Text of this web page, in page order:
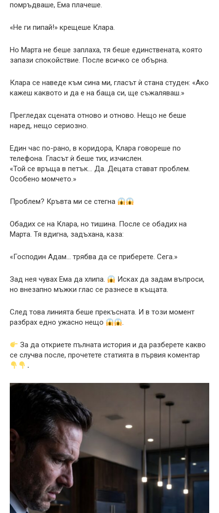
помръдваше, Ема плачеше.
«Не ги пипай!» крещеше Клара.
Но Марта не беше заплаха, тя беше единствената, която
запази спокойствие. После всичко се обърна.
Клара се наведe към сина ми, гласът ѝ стана студен: «Ако
кажеш каквото и да е на баща си, ще съжаляваш.»
Прегледах сцената отново и отново. Нещо не беше
наред, нещо сериозно.
Един час по-рано, в коридора, Клара говореше по
телефона. Гласът ѝ беше тих, изчислен.
«Той се връща в петък… Да. Децата стават проблем.
Особено момчето.»
Проблем? Кръвта ми се стегна
Обадих се на Клара, но тишина. После се обадих на
Марта. Тя вдигна, задъхана, каза:
«Господин Адам… трябва да се приберете. Сега.»
Зад нея чувах Ема да хлипa.
Исках да задам въпроси,
но внезапно мъжки глас се разнесе в къщата.
След това линията беше прекъсната. И в този момент
разбрах едно ужасно нещо
.
За да откриете пълната история и да разберете какво
се случва после, прочетете статията в първия коментар
․